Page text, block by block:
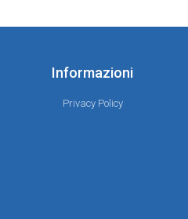
Informazioni
Privacy Policy